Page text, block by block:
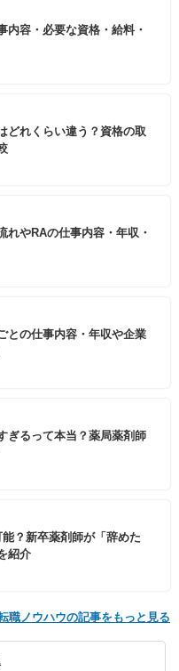
内容・必要な資格・給料・
どれくらい違う？資格の取
れやRAの仕事内容・年収・
との仕事内容・年収や企業
ぎるって本当？薬局薬剤師
？新卒薬剤師が「辞めた
紹介
職ノウハウの記事をもっと見る